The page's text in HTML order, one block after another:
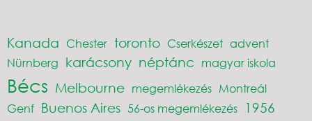
Kanada Chester toronto Cserkészet advent
Nürnberg karácsony néptánc magyar iskola
Bécs Melbourne megemlékezés Montreál
Genf Buenos Aires 56-os megemlékezés 1956